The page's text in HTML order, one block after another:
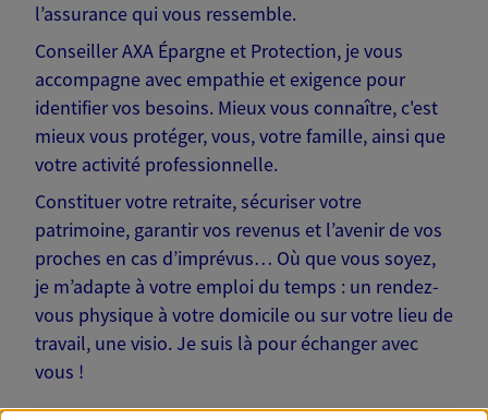
l’assurance qui vous ressemble.
Conseiller AXA Épargne et Protection, je vous
accompagne avec empathie et exigence pour
identifier vos besoins. Mieux vous connaître, c'est
mieux vous protéger, vous, votre famille, ainsi que
votre activité professionnelle.
Constituer votre retraite, sécuriser votre
patrimoine, garantir vos revenus et l’avenir de vos
proches en cas d’imprévus… Où que vous soyez,
je m’adapte à votre emploi du temps : un rendez-
vous physique à votre domicile ou sur votre lieu de
travail, une visio. Je suis là pour échanger avec
vous !